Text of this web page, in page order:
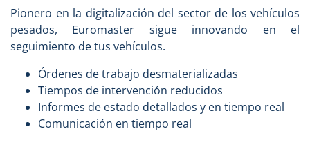
Pionero en la digitalización del sector de los vehículos
pesados, Euromaster sigue innovando en el
seguimiento de tus vehículos.
Órdenes de trabajo desmaterializadas
Tiempos de intervención reducidos
Informes de estado detallados y en tiempo real
Comunicación en tiempo real